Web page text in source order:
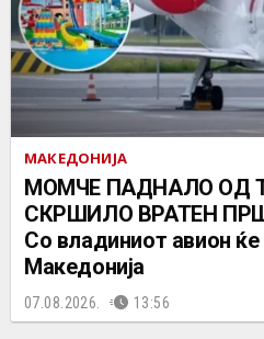
МАКЕДОНИЈА
МОМЧЕ ПАДНАЛО ОД
СКРШИЛО ВРАТЕН
Со владиниот авион
Македонија
07.08.2026. 13:56